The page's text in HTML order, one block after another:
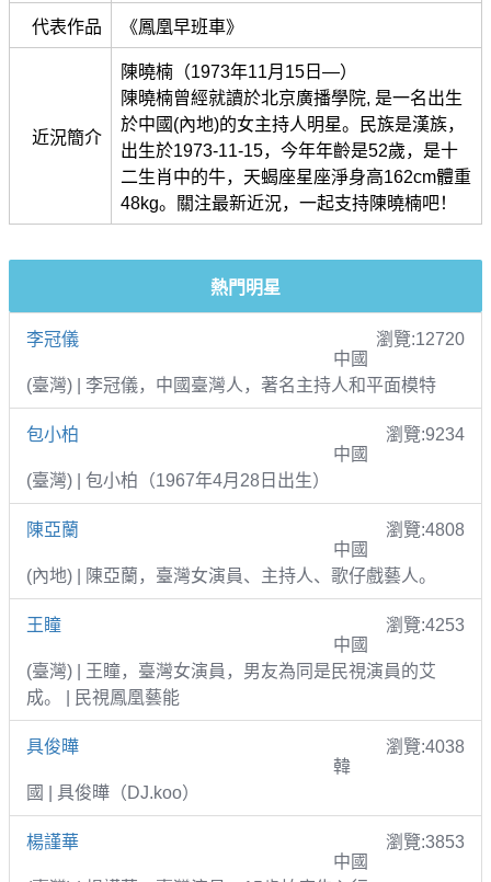
代表作品 《鳳凰早班車》
近況簡介
陳曉楠（1973年11月15日—）
陳曉楠曾經就讀於北京廣播學院, 是一名出生
於中國(內地)的女主持人明星。民族是漢族，
出生於1973-11-15，今年年齡是52歲，是十
二生肖中的牛，天蝎座星座淨身高162cm體重
48kg。關注最新近況，一起支持陳曉楠吧！
熱門明星
李冠儀
瀏覽:12720
中國
(臺灣) | 李冠儀，中國臺灣人，著名主持人和平面模特
包小柏
瀏覽:9234
中國
(臺灣) | 包小柏（1967年4月28日出生）
陳亞蘭
瀏覽:4808
中國
(內地) | 陳亞蘭，臺灣女演員、主持人、歌仔戲藝人。
王瞳
瀏覽:4253
中國
(臺灣) | 王瞳，臺灣女演員，男友為同是民視演員的艾
成。 | 民視鳳凰藝能
具俊曄
瀏覽:4038
韓
國 | 具俊曄（DJ.koo）
楊謹華
瀏覽:3853
中國